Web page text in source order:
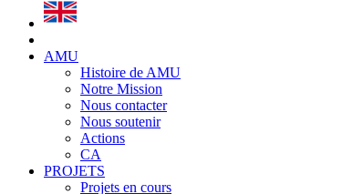
AMU
Histoire de AMU
Notre Mission
Nous contacter
Nous soutenir
Actions
CA
PROJETS
Projets en cours